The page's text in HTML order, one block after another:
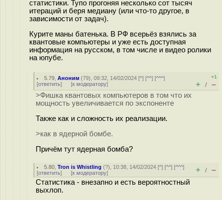
статистики. Тупо прогоняя несколько сот тысяч
итераций и беря медиану (или что-то другое, в
зависимости от задач).
Курите маны батенька. В РФ всерьёз взялись за
квантовые компьютеры и уже есть доступная
информация на русском, в том числе и видео ролики
на юпубе.
5.79 ,Аноним (79), 09:32, 14/02/2024 [^] [^^] [^^^]
[ответить] [к модератору]
+1
+ / –
>Фишка квантовых компьютеров в том что их
мощность увеличивается по экспоненте
Также как и сложность их реализации.
>как в ядерной бомбе.
Причём тут ядерная бомба?
5.80 ,Tron is Whistling (?), 10:38, 14/02/2024 [^] [^^] [^^^]
[ответить] [к модератору] + / –
Статистика - внезапно и есть вероятностный
выхлоп.